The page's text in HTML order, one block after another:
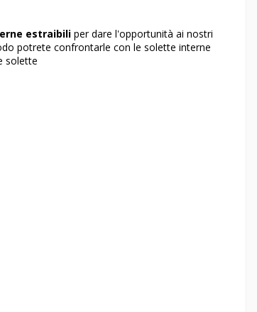
estraibili per dare l'opportunità ai nostri
potrete confrontarle con le solette interne
solette